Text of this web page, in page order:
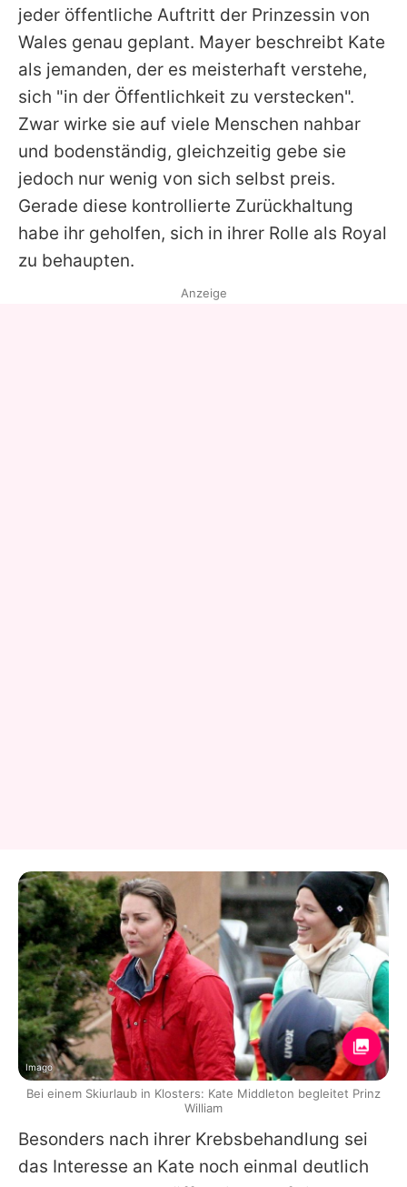
jeder öffentliche Auftritt der Prinzessin von
Wales genau geplant. Mayer beschreibt Kate
als jemanden, der es meisterhaft verstehe,
sich "in der Öffentlichkeit zu verstecken".
Zwar wirke sie auf viele Menschen nahbar
und bodenständig, gleichzeitig gebe sie
jedoch nur wenig von sich selbst preis.
Gerade diese kontrollierte Zurückhaltung
habe ihr geholfen, sich in ihrer Rolle als Royal
zu behaupten.
Besonders nach ihrer Krebsbehandlung sei
das Interesse an Kate noch einmal deutlich
Anzeige
Imago
Bei einem Skiurlaub in Klosters: Kate Middleton begleitet Prinz
William